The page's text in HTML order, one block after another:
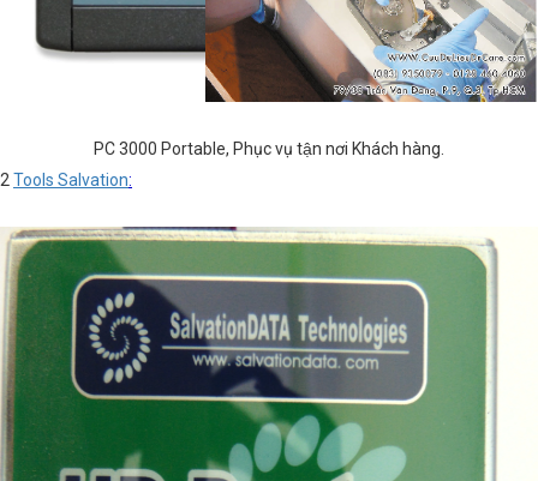
PC 3000 Portable, Phục vụ tận nơi Khách hàng.
2 Tools Salvation: